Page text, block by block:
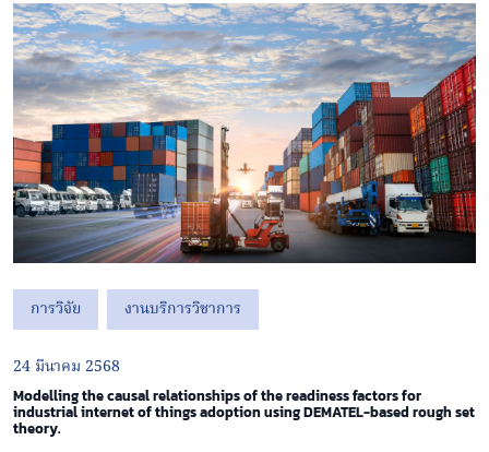
การวิจัย งานบริการวิชาการ
24 มีนาคม 2568
Modelling the causal relationships of the readiness factors for
industrial internet of things adoption using DEMATEL-based rough set
theory.